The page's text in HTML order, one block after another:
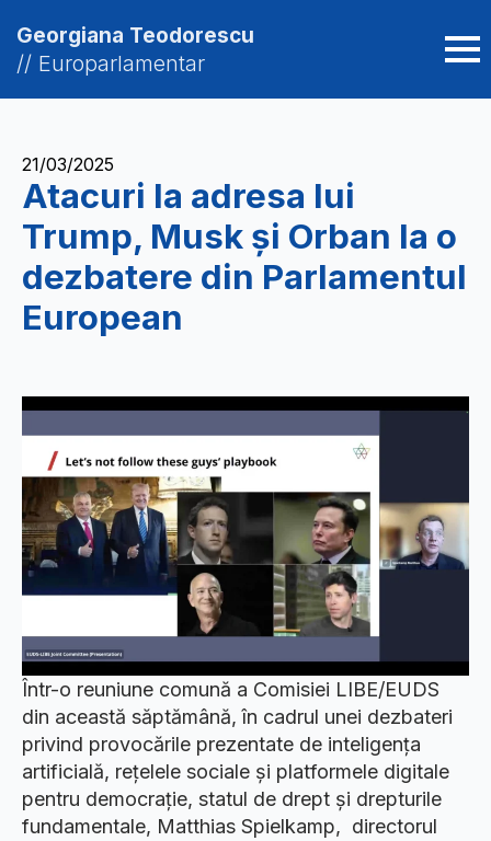
Georgiana Teodorescu
// Europarlamentar
21/03/2025
Atacuri la adresa lui
Trump, Musk și Orban la o
dezbatere din Parlamentul
European
Într-o reuniune comună a Comisiei LIBE/EUDS
din această săptămână, în cadrul unei dezbateri
privind provocările prezentate de inteligența
artificială, rețelele sociale și platformele digitale
pentru democrație, statul de drept și drepturile
fundamentale, Matthias Spielkamp, ​​ directorul